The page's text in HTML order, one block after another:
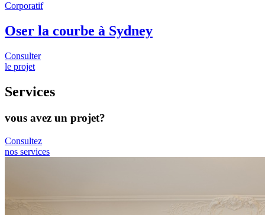
Corporatif
Oser la courbe à Sydney
Consulter
le projet
Services
vous avez un projet?
Consultez
nos services